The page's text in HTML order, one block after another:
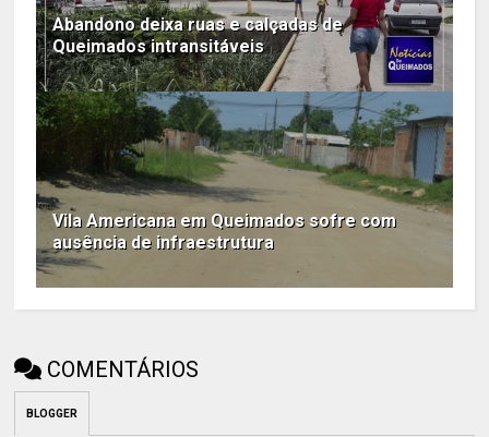
Abandono deixa ruas e calçadas de
Queimados intransitáveis
Vila Americana em Queimados sofre com
ausência de infraestrutura
COMENTÁRIOS
BLOGGER